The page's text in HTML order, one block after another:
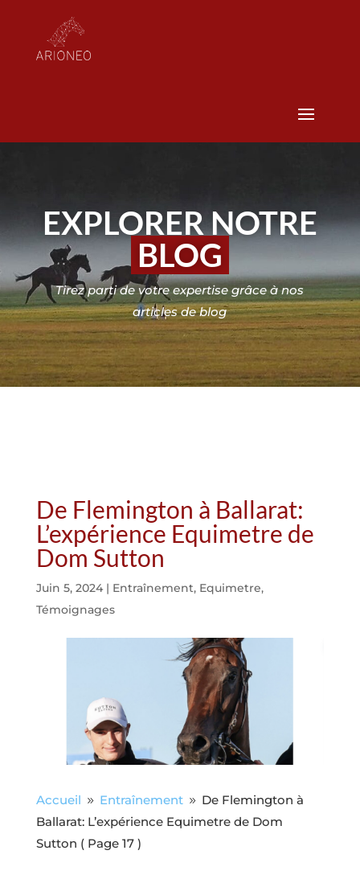
EXPLORER NOTRE
BLOG
Tirez parti de votre expertise grâce à nos
articles de blog
De Flemington à Ballarat:
L’expérience Equimetre de
Dom Sutton
Juin 5, 2024| Entraînement, Equimetre,
Témoignages
Accueil 9 Entraînement 9 De Flemington à
Ballarat: L’expérience Equimetre de Dom
Sutton ( Page 17 )